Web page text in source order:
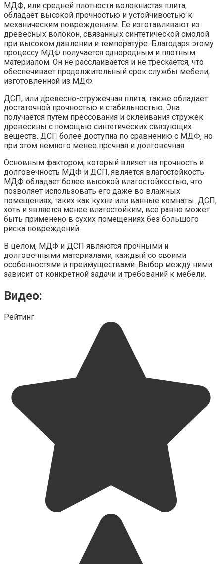
МДФ, или средней плотности волокнистая плита,
обладает высокой прочностью и устойчивостью к
механическим повреждениям. Ее изготавливают из
древесных волокон, связанных синтетической смолой
при высоком давлении и температуре. Благодаря этому
процессу МДФ получается однородным и плотным
материалом. Он не расслаивается и не трескается, что
обеспечивает продолжительный срок службы мебели,
изготовленной из МДФ.
ДСП, или древесно-стружечная плита, также обладает
достаточной прочностью и стабильностью. Она
получается путем прессования и склеивания стружек
древесины с помощью синтетических связующих
веществ. ДСП более доступна по сравнению с МДФ, но
при этом немного менее прочная и долговечная.
Основным фактором, который влияет на прочность и
долговечность МДФ и ДСП, является влагостойкость.
МДФ обладает более высокой влагостойкостью, что
позволяет использовать его даже во влажных
помещениях, таких как кухни или ванные комнаты. ДСП,
хоть и является менее влагостойким, все равно может
быть применено в сухих помещениях без большого
риска повреждений.
В целом, МДФ и ДСП являются прочными и
долговечными материалами, каждый со своими
особенностями и преимуществами. Выбор между ними
зависит от конкретной задачи и требований к мебели.
Видео:
Рейтинг